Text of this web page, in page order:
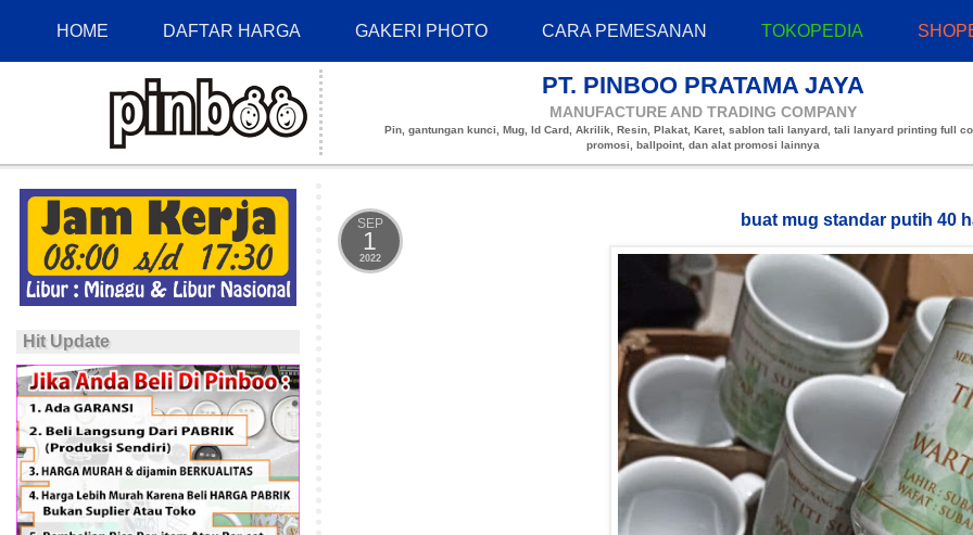
HOME DAFTAR HARGA GAKERI PHOTO CARA PEMESANAN TOKOPEDIA
PT. PINBOO PRATAMA JAYA
MANUFACTURE AND TRADING COMPANY
Pin, gantungan kunci, Mug, Id Card, Akrilik, Resin, Plakat, Karet, sablon tali lanyard, tali lanyard printing full
promosi, ballpoint, dan alat promosi lainnya
Hit Update
SEP
1
2022
buat mug standar putih 40